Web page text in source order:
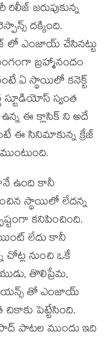
రిలీజ్ జరుపుకున్న
దక్కింది.
లో ఎంజాయ్ చేసినట్టు
బ్రహ్మానందం
ఏ స్థాయిలో కనెక్ట్
స్టూడియోస్ స్వంత
ఈ క్లాసిక్ ని అదే
ఈ సినిమాకున్న క్రేజ్
ఉంది కానీ
స్థాయిలో లేదన్న
కనిపించింది.
లేదు కానీ
చోట్ల నుంచి ఒకే
తొలిప్రేమ,
తో ఎంజాయ్
పెట్టేసింది.
పాటల ముందు ఇది